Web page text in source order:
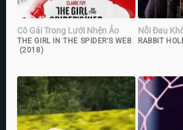
Cô Gái Trong Lưới Nhện Ảo
THE GIRL IN THE SPIDER'S WEB
(2018)
Nỗi Đau
RABBIT